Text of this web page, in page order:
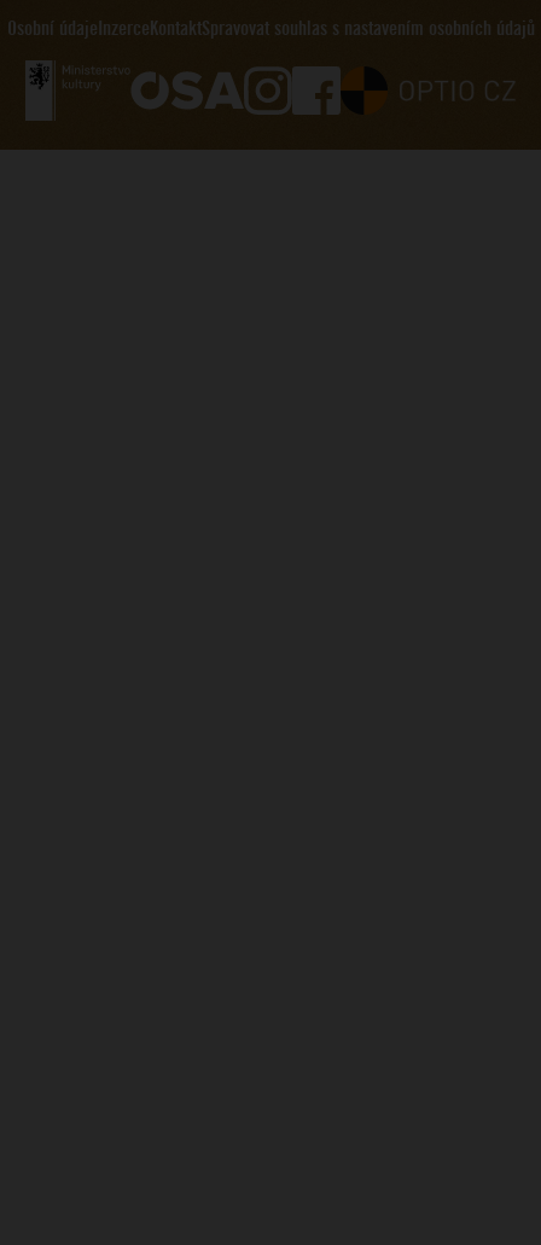
Osobní údajeInzerceKontaktSpravovat souhlas s nastavením osobních údajů